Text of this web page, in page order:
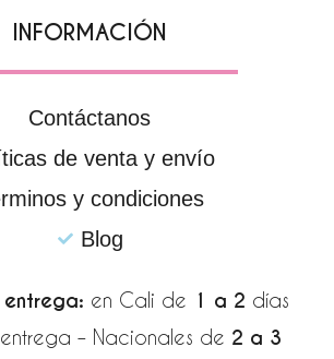
e
o
k
f
t
g
a
t
a
p
INFORMACIÓN
Contáctanos
de venta y envío
y condiciones
Blog
entrega: en Cali de 1 a 2 días
– Nacionales de 2 a 3